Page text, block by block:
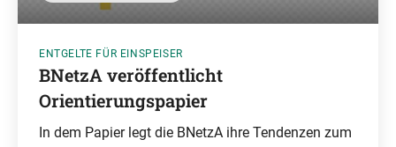
ENTGELTE FÜR EINSPEISER
BNetzA veröffentlicht
Orientierungspapier
In dem Papier legt die BNetzA ihre Tendenzen zum